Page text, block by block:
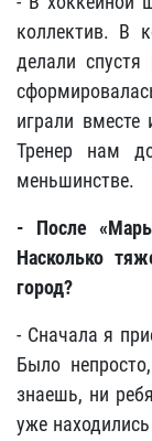
коллектив. В
делали
играли
Тренер нам
меньшинстве.
- После
Насколько
город?
- Сначала я
Было
знаешь, ни
уже